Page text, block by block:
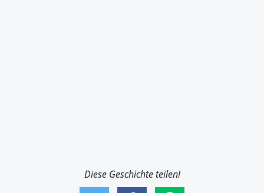
Diese Geschichte teilen!